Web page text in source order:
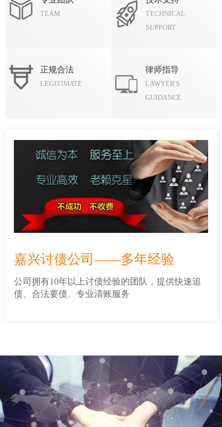
TEAM
TECHNICAL
SUPPORT
正规合法
LEGITIMATE
律师指导
LAWYER'S
GUIDANCE
嘉兴讨债公司——多年经验
公司拥有10年以上讨债经验的团队，提供快速追
债、合法要债、专业清账服务